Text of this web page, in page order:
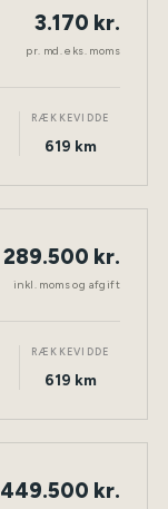
TØNDER
3.170 kr.
pr. md. eks. moms
RÆKKEVIDDE
619 km
TØNDER
289.500 kr.
inkl. moms og afgift
RÆKKEVIDDE
619 km
TØNDER
449.500 kr.